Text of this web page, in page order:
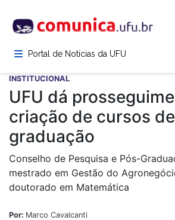
para
conteúdoPortal de Notícias da UFU
INSTITUCIONAL
UFU dá
criação de cursos
graduação
Conselho de Pesquisa e Pós-
mestrado em Gestão do
doutorado em Matemática
Por: Marco Cavalcanti